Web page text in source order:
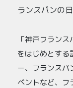
ランスパンの
「神戸フラン
をはじめとする
ー、フランスパ
ベントなど、フ